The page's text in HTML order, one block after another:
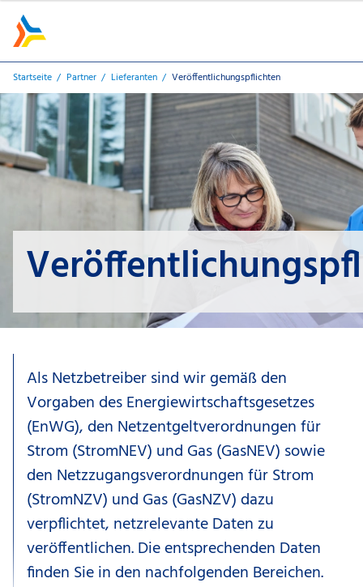
Startseite Partner Lieferanten Veröffentlichungspflichten
Als Netzbetreiber sind wir gemäß den
Vorgaben des Energiewirtschaftsgesetzes
(EnWG), den Netzentgeltverordnungen für
Strom (StromNEV) und Gas (GasNEV) sowie
den Netzzugangsverordnungen für Strom
(StromNZV) und Gas (GasNZV) dazu
verpflichtet, netzrelevante Daten zu
veröffentlichen. Die entsprechenden Daten
finden Sie in den nachfolgenden Bereichen.